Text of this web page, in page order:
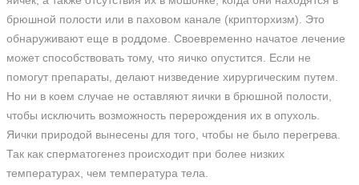
брюшной полости или в паховом канале (крипторхизм). Это
обнаруживают еще в роддоме. Своевременно начатое лечение
может способствовать тому, что яичко опустится. Если не
помогут препараты, делают низведение хирургическим путем.
Но ни в коем случае не оставляют яички в брюшной полости,
чтобы исключить возможность перерождения их в опухоль.
Яички природой вынесены для того, чтобы не было перегрева.
Так как сперматогенез происходит при более низких
температурах, чем температура тела.